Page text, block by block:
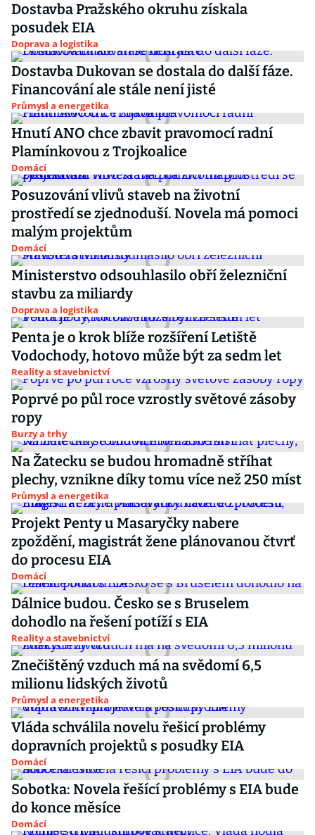
Dostavba Pražského okruhu získala
posudek EIA
Doprava a logistika
Dostavba Dukovan se dostala do další fáze.
Financování ale stále není jisté
Průmysl a energetika
Hnutí ANO chce zbavit pravomocí radní
Plamínkovou z Trojkoalice
Domácí
Posuzování vlivů staveb na životní
prostředí se zjednoduší. Novela má pomoci
malým projektům
Domácí
Ministerstvo odsouhlasilo obří železniční
stavbu za miliardy
Doprava a logistika
Penta je o krok blíže rozšíření Letiště
Vodochody, hotovo může být za sedm let
Reality a stavebnictví
Poprvé po půl roce vzrostly světové zásoby
ropy
Burzy a trhy
Na Žatecku se budou hromadně stříhat
plechy, vznikne díky tomu více než 250 míst
Průmysl a energetika
Projekt Penty u Masaryčky nabere
zpoždění, magistrát žene plánovanou čtvrť
do procesu EIA
Domácí
Dálnice budou. Česko se s Bruselem
dohodlo na řešení potíží s EIA
Reality a stavebnictví
Znečištěný vzduch má na svědomí 6,5
milionu lidských životů
Průmysl a energetika
Vláda schválila novelu řešicí problémy
dopravních projektů s posudky EIA
Domácí
Sobotka: Novela řešící problémy s EIA bude
do konce měsíce
Domácí